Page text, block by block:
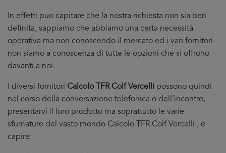
In effetti puo capitare che la nostra richiesta non sia ben
definita, sappiamo che abbiamo una certa necessità
operativa ma non conoscendo il mercato ed i vari fornitori
non siamo a conoscenza di tutte le opzioni che si offrono
davanti a noi.
I diversi fornitori Calcolo TFR Colf Vercelli possono quindi
nel corso della conversazione telefonica o dell’incontro,
presentarvi il loro prodotto ma soprattutto le varie
sfumature del vasto mondo Calcolo TFR Colf Vercelli , e
capire: